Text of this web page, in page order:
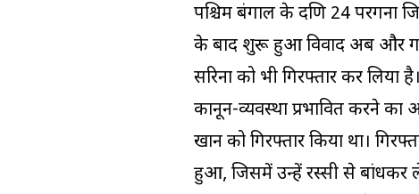
पश्चिम बंगाल के दक्षिण 24 परगना
के बाद शुरू हुआ विवाद अब और
सरिना को भी गिरफ्तार कर लिया
कानून-व्यवस्था प्रभावित करने
खान को गिरफ्तार किया था।
हुआ, जिसमें उन्हें रस्सी से बांधकर